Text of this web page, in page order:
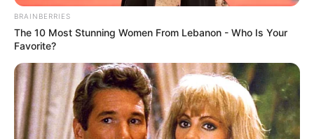
BRAINBERRIES
The 10 Most Stunning Women From Lebanon - Who Is Your
Favorite?